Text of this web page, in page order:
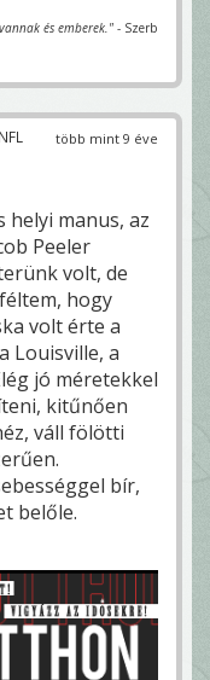
és emberek." - Szerb
több mint 9 éve
helyi manus, az
Peeler
volt, de
hogy
volt érte a
Louisville, a
jó méretekkel
kitűnően
váll fölötti
bír,
belőle.